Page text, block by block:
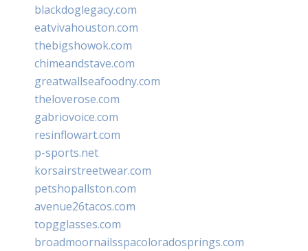
blackdoglegacy.com
eatvivahouston.com
thebigshowok.com
chimeandstave.com
greatwallseafoodny.com
theloverose.com
gabriovoice.com
resinflowart.com
p-sports.net
korsairstreetwear.com
petshopallston.com
avenue26tacos.com
topgglasses.com
broadmoornailsspacoloradosprings.com